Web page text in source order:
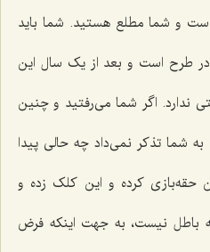
است و شما مطلع هستید. شما باید
در طرح است و بعد از یک سال‌ این
ندارد. اگر شما مى‌رفتید و چنین
شما تذکر نمى‌داد چه حالى پیدا
حقه‌بازى کرده و این کلک زده و
باطل نیست، به جهت اینکه فرض